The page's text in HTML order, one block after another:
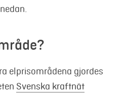
elprisområdena gjordes
Svenska kraftnät